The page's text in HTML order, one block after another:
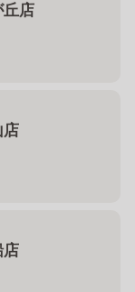
丘店
店
店